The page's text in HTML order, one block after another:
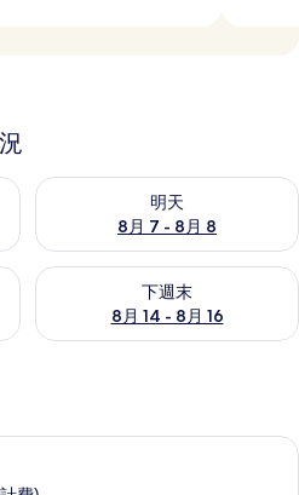
情況
明天
8月 7 - 8月 8
查看明天 (8月 7 - 8月 8) 的供
應情況
下週末
8月 14 - 8月 16
查看下週末 (8月 14 - 8月 16)
高級寢具、客房內保險箱、遮光布/窗